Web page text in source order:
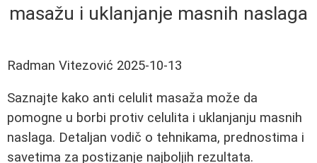
masažu i uklanjanje masnih naslaga
Radman Vitezović 2025-10-13
Saznajte kako anti celulit masaža može da
pomogne u borbi protiv celulita i uklanjanju masnih
naslaga. Detaljan vodič o tehnikama, prednostima i
savetima za postizanje najboljih rezultata.